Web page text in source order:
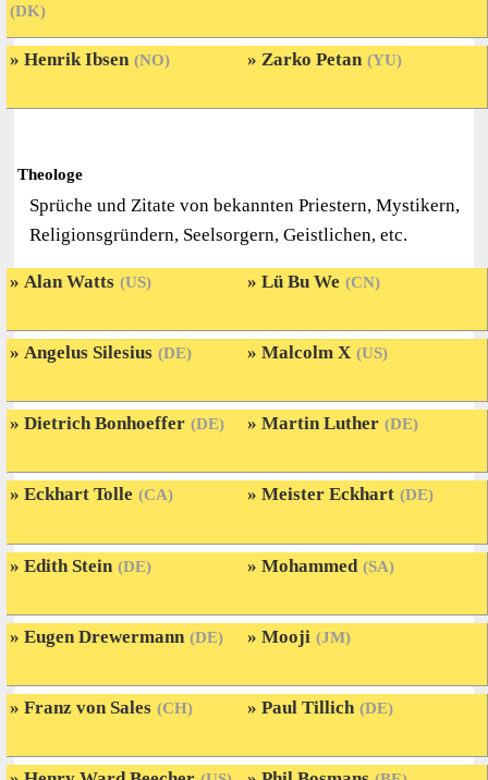
(DK)
Henrik Ibsen (NO) Zarko Petan (YU)
Theologe
Sprüche und Zitate von bekannten Priestern, Mystikern,
Religionsgründern, Seelsorgern, Geistlichen, etc.
Alan Watts (US)
Angelus Silesius (DE)
Dietrich Bonhoeffer (DE)
Eckhart Tolle (CA)
Edith Stein (DE)
Eugen Drewermann (DE)
Franz von Sales (CH)
Lü Bu We (CN)
Malcolm X (US)
Martin Luther (DE)
Meister Eckhart (DE)
Mohammed (SA)
Mooji (JM)
Paul Tillich (DE)